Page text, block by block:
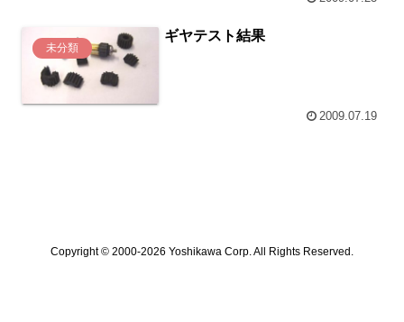
未分類
ギヤテスト結果
2009.07.19
Copyright © 2000-2026 Yoshikawa Corp. All Rights Reserved.